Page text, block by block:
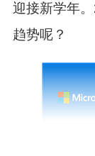
迎接新学年
趋势呢？